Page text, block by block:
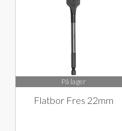
På lager
Flatbor Fres 22mm